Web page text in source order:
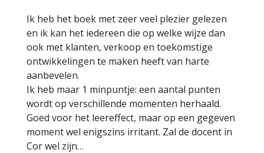
Ik heb het boek met zeer veel plezier gelezen
en ik kan het iedereen die op welke wijze dan
ook met klanten, verkoop en toekomstige
ontwikkelingen te maken heeft van harte
aanbevelen.
Ik heb maar 1 minpuntje: een aantal punten
wordt op verschillende momenten herhaald.
Goed voor het leereffect, maar op een gegeven
moment wel enigszins irritant. Zal de docent in
Cor wel zijn…